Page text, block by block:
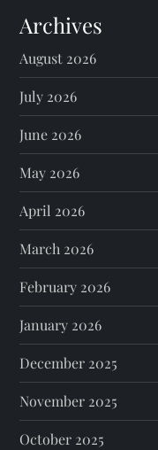
Archives
August 2026
July 2026
June 2026
May 2026
April 2026
March 2026
February 2026
January 2026
December 2025
November 2025
October 2025